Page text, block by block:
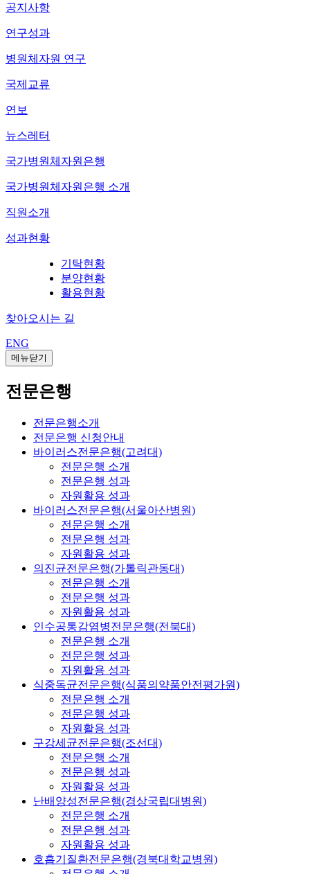
공지사항
연구성과
병원체자원 연구
국제교류
연보
뉴스레터
국가병원체자원은행
국가병원체자원은행 소개
직원소개
성과현황
기탁현황
분양현황
활용현황
찾아오시는 길
ENG
메뉴닫기
전문은행
전문은행소개
전문은행 신청안내
바이러스전문은행(고려대)
전문은행 소개
전문은행 성과
자원활용 성과
바이러스전문은행(서울아산병원)
전문은행 소개
전문은행 성과
자원활용 성과
의진균전문은행(가톨릭관동대)
전문은행 소개
전문은행 성과
자원활용 성과
인수공통감염병전문은행(전북대)
전문은행 소개
전문은행 성과
자원활용 성과
식중독균전문은행(식품의약품안전평가원)
전문은행 소개
전문은행 성과
자원활용 성과
구강세균전문은행(조선대)
전문은행 소개
전문은행 성과
자원활용 성과
난배양성전문은행(경상국립대병원)
전문은행 소개
전문은행 성과
자원활용 성과
호흡기질환전문은행(경북대학교병원)